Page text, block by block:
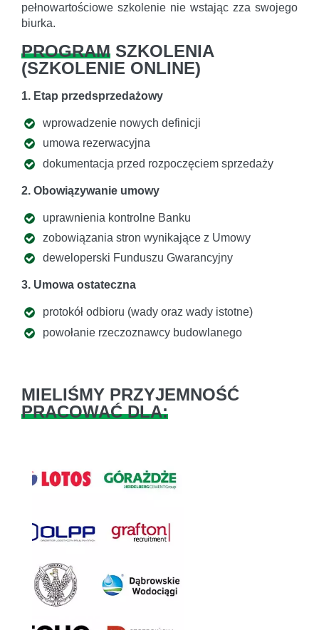
pełnowartościowe szkolenie nie wstając zza swojego
biurka.
PROGRAM SZKOLENIA
(SZKOLENIE ONLINE)
1. Etap przedsprzedażowy
wprowadzenie nowych definicji
umowa rezerwacyjna
dokumentacja przed rozpoczęciem sprzedaży
2. Obowiązywanie umowy
uprawnienia kontrolne Banku
zobowiązania stron wynikające z Umowy
deweloperski Funduszu Gwarancyjny
3. Umowa ostateczna
protokół odbioru (wady oraz wady istotne)
powołanie rzeczoznawcy budowlanego
MIELIŚMY PRZYJEMNOŚĆ
PRACOWAĆ DLA:
Previous